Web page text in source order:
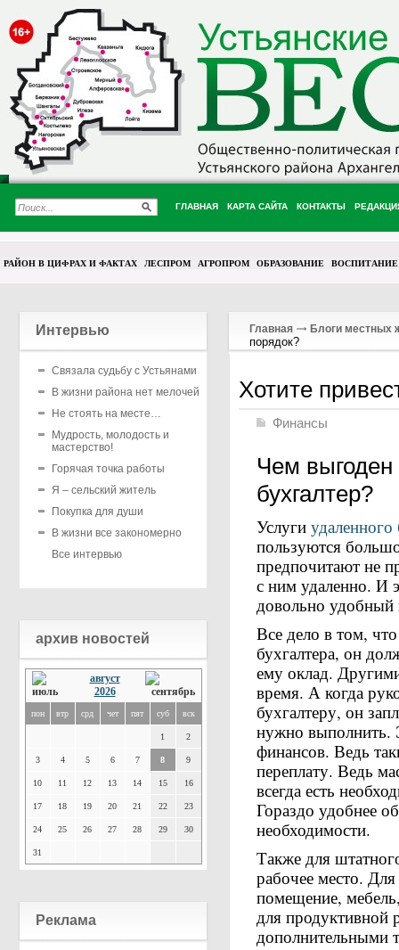
ГЛАВНАЯ КАРТА САЙТА КОНТАКТЫ
РАЙОН В ЦИФРАХ И ФАКТАХ ЛЕСПРОМ АГРОПРОМ ОБРАЗОВАНИЕ ВОСПИТАНИЕ
Интервью
Связала судьбу с Устьянами
В жизни района нет мелочей
Не стоять на месте…
Мудрость, молодость и
мастерство!
Горячая точка работы
Я – сельский житель
Покупка для души
В жизни все закономерно
Все интервью
архив новостей
август
2026
пон втр срд чет пят суб вск
1 2
3 4 5 6 7 8 9
10 11 12 13 14 15 16
17 18 19 20 21 22 23
24 25 26 27 28 29 30
31
Реклама
Главная Блоги местных
порядок?
Хотите
Финансы
Чем
бухгалтер?
Услуги удаленного
пользуются
предпочитают не
с ним удаленно. И
довольно
Все дело в том,
бухгалтера, он
ему оклад.
время. А когда
бухгалтеру, он
нужно выполнить.
финансов. Ведь
переплату. Ведь
всегда есть
Гораздо удобнее
необходимости.
Также для
рабочее место. Для
помещение,
для продуктивной
дополнительными